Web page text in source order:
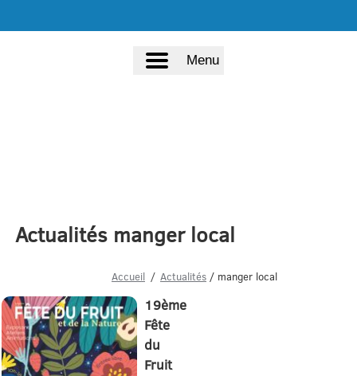
Menu
Actualités manger local
Accueil Actualités / manger local
19ème
Fête
du
Fruit